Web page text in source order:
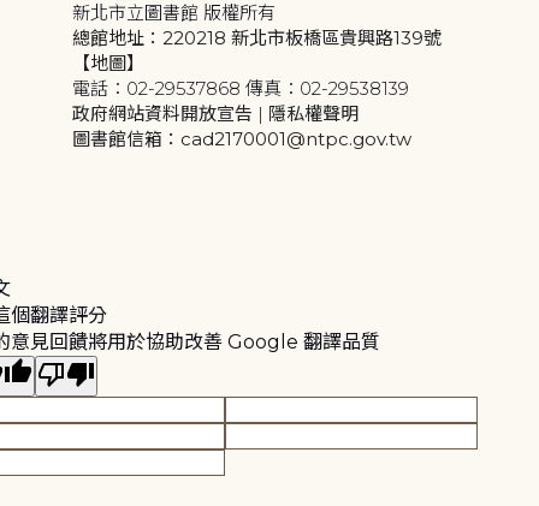
新北市立圖書館 版權所有
總館地址：220218 新北市板橋區貴興路139號
【地圖】
電話：02-29537868 傳真：02-29538139
政府網站資料開放宣告 | 隱私權聲明
圖書館信箱：cad2170001@ntpc.gov.tw
個翻譯評分
意見回饋將用於協助改善 Google 翻譯品質